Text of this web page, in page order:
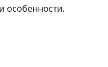
особенности.